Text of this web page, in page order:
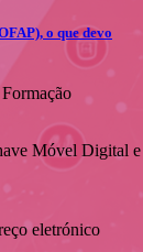
o que devo
Móvel Digital e
eletrónico